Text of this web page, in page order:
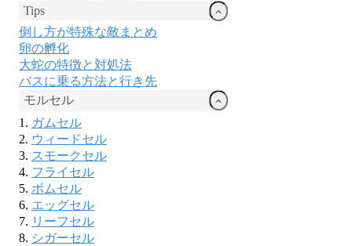
Tips
倒し方が特殊な敵まとめ
卵の孵化
大蛇の特徴と対処法
バスに乗る方法と行き先
モルセル
ガムセル
ウィードセル
スモークセル
フライセル
ボムセル
エッグセル
リーフセル
シガーセル